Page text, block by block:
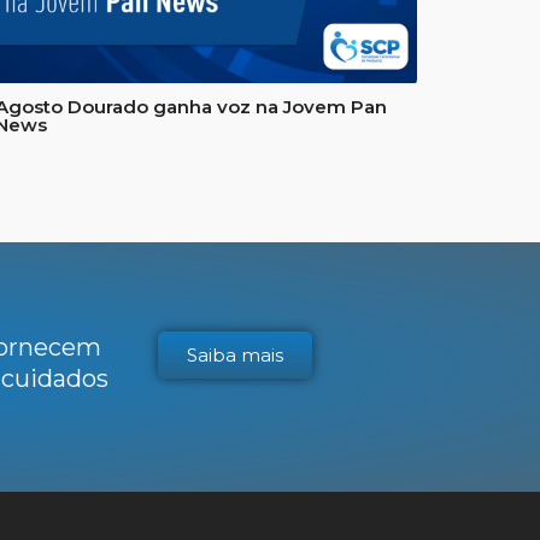
Dourado ganha voz na Jovem Pan
Saiba mais